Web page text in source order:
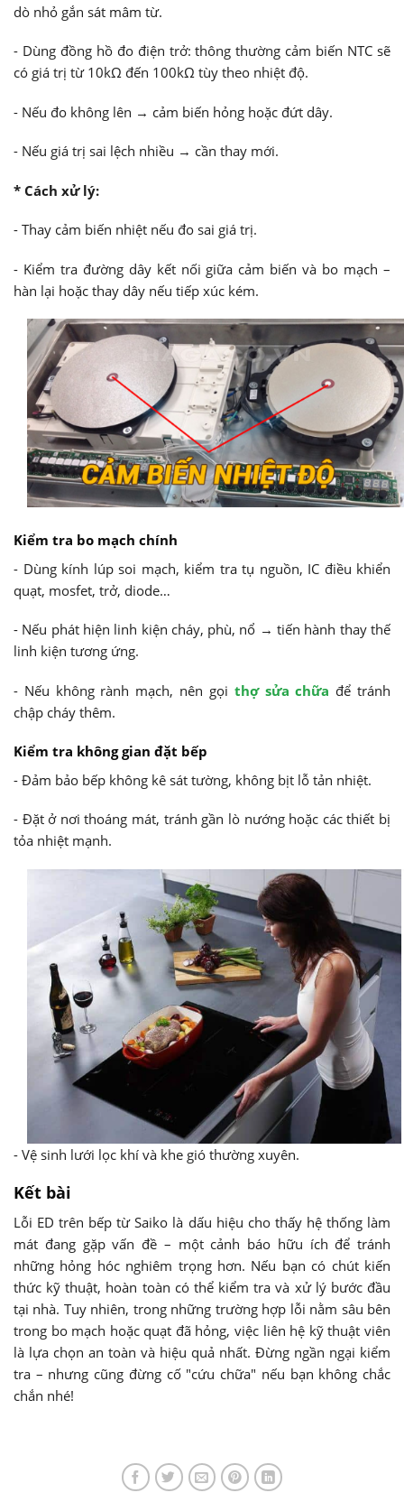
dò nhỏ gắn sát mâm từ.
- Dùng đồng hồ đo điện trở: thông thường cảm biến NTC sẽ
có giá trị từ 10kΩ đến 100kΩ tùy theo nhiệt độ.
- Nếu đo không lên → cảm biến hỏng hoặc đứt dây.
- Nếu giá trị sai lệch nhiều → cần thay mới.
* Cách xử lý:
- Thay cảm biến nhiệt nếu đo sai giá trị.
- Kiểm tra đường dây kết nối giữa cảm biến và bo mạch –
hàn lại hoặc thay dây nếu tiếp xúc kém.
Kiểm tra bo mạch chính
- Dùng kính lúp soi mạch, kiểm tra tụ nguồn, IC điều khiển
quạt, mosfet, trở, diode…
- Nếu phát hiện linh kiện cháy, phù, nổ → tiến hành thay thế
linh kiện tương ứng.
- Nếu không rành mạch, nên gọi thợ sửa chữa để tránh
chập cháy thêm.
Kiểm tra không gian đặt bếp
- Đảm bảo bếp không kê sát tường, không bịt lỗ tản nhiệt.
- Đặt ở nơi thoáng mát, tránh gần lò nướng hoặc các thiết bị
tỏa nhiệt mạnh.
- Vệ sinh lưới lọc khí và khe gió thường xuyên.
Kết bài
Lỗi ED trên bếp từ Saiko là dấu hiệu cho thấy hệ thống làm
mát đang gặp vấn đề – một cảnh báo hữu ích để tránh
những hỏng hóc nghiêm trọng hơn. Nếu bạn có chút kiến
thức kỹ thuật, hoàn toàn có thể kiểm tra và xử lý bước đầu
tại nhà. Tuy nhiên, trong những trường hợp lỗi nằm sâu bên
trong bo mạch hoặc quạt đã hỏng, việc liên hệ kỹ thuật viên
là lựa chọn an toàn và hiệu quả nhất. Đừng ngần ngại kiểm
tra – nhưng cũng đừng cố "cứu chữa" nếu bạn không chắc
chắn nhé!